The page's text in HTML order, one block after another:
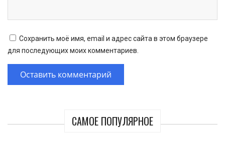
САМОЕ ПОПУЛЯРНОЕ
Сохранить моё имя, email и адрес сайта в этом браузере
для последующих моих комментариев.